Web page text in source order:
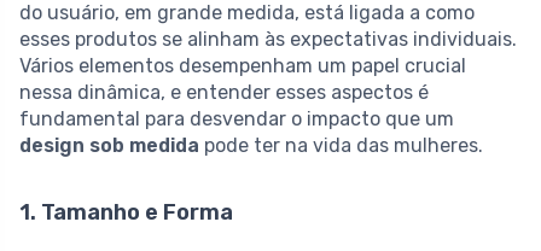
do usuário, em grande medida, está ligada a como
esses produtos se alinham às expectativas individuais.
Vários elementos desempenham um papel crucial
nessa dinâmica, e entender esses aspectos é
fundamental para desvendar o impacto que um
design sob medida pode ter na vida das mulheres.
1. Tamanho e Forma